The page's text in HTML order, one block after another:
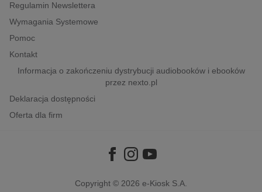
popularno-naukowe
historia
Regulamin Newslettera
Wymagania Systemowe
Pomoc
Kontakt
Informacja o zakończeniu dystrybucji audiobooków i ebooków
przez nexto.pl
Deklaracja dostępności
Oferta dla firm
Copyright © 2026 e-Kiosk S.A.